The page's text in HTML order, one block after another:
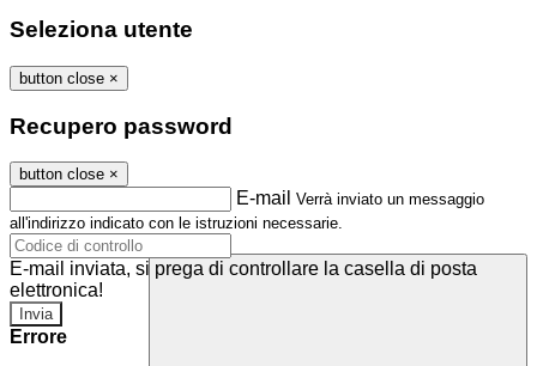
Seleziona utente
button close ×
Recupero password
button close ×
E-mail Verrà inviato un messaggio
all'indirizzo indicato con le istruzioni necessarie.
E-mail inviata, si prega di controllare la casella di posta
elettronica!
Errore